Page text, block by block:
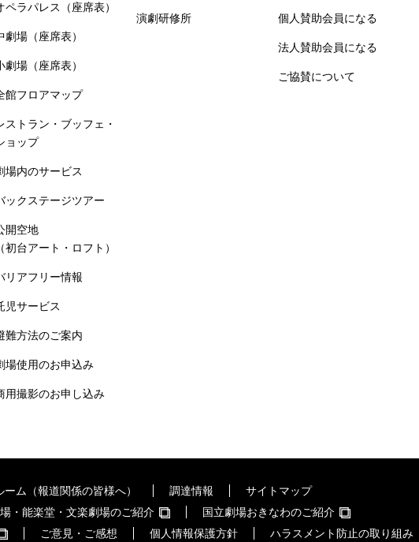
ペラパレス（座席表）
劇場（座席表）
劇場（座席表）
館フロアマップ
ストラン・ブッフェ・
ョップ
場内のサービス
ックステージツアー
開空地
（初台アート・ロフト）
リアフリー情報
児サービス
難方法のご案内
場使用のお申込み
用撮影のお申し込み
演劇研修所 個人賛助会員になる
法人賛助会員になる
ご協賛について
ーム（報道関係の皆様へ） 調達情報
サイトマップ
・能楽堂・文楽劇場のご紹介
国立劇場おきなわのご紹介
ご意見・ご感想 個人情報保護方針 ハラスメント防止の取り組み